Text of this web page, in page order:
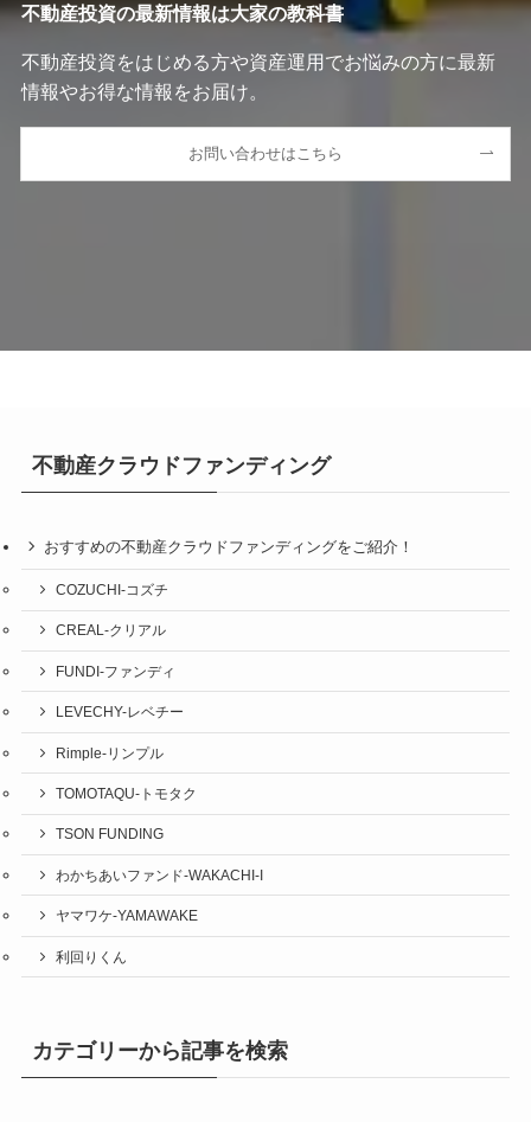
不動産投資の最新情報は大家の教科書
不動産投資をはじめる方や資産運用でお悩みの方に最新
情報やお得な情報をお届け。
お問い合わせはこちら
不動産クラウドファンディング
おすすめの不動産クラウドファンディングをご紹介！
COZUCHI-コズチ
CREAL-クリアル
FUNDI-ファンディ
LEVECHY-レベチー
Rimple-リンプル
TOMOTAQU-トモタク
TSON FUNDING
わかちあいファンド-WAKACHI-I
ヤマワケ-YAMAWAKE
利回りくん
カテゴリーから記事を検索